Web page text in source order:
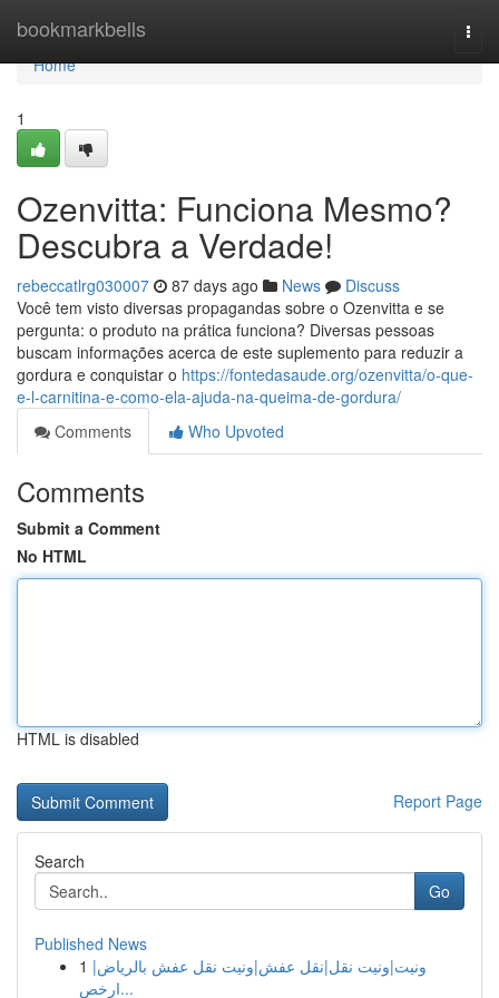
bookmarkbells
Home
Home
1
Ozenvitta: Funciona Mesmo?
Descubra a Verdade!
rebeccatlrg030007 87 days ago News
Discuss
Você tem visto diversas propagandas sobre o Ozenvitta e se
pergunta: o produto na prática funciona? Diversas pessoas
buscam informações acerca de este suplemento para reduzir a
gordura e conquistar o https://fontedasaude.org/ozenvitta/o-que-
e-l-carnitina-e-como-ela-ajuda-na-queima-de-gordura/
Comments
Who Upvoted
Comments
Submit a Comment
No HTML
HTML is disabled
Report Page
Search
Go
Published News
1 ونيت|ونيت نقل|نقل عفش|ونيت نقل عفش بالرياض|
ارخص...